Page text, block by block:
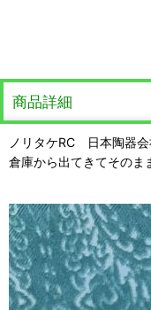
商品詳細
ノリタケRC 日本陶器
倉庫から出てきてその